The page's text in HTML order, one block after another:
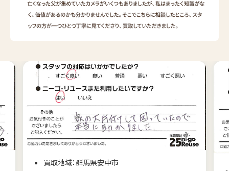
買取地域：群馬県安中市